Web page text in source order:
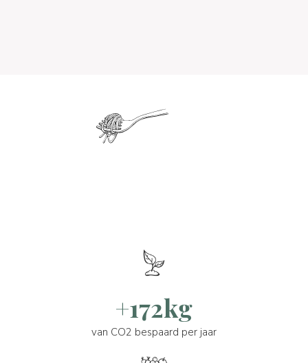
+172kg
van CO2 bespaard per jaar